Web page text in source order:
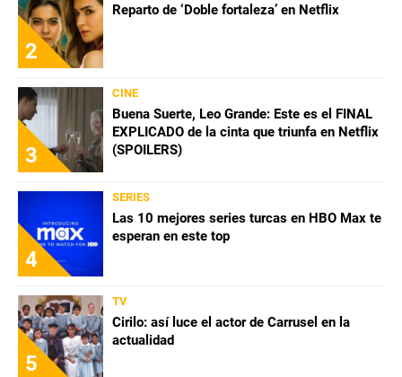
2
Reparto de ‘Doble fortaleza’ en Netflix
3
CINE
Buena Suerte, Leo Grande: Este es el FINAL
EXPLICADO de la cinta que triunfa en Netflix
(SPOILERS)
4
SERIES
Las 10 mejores series turcas en HBO Max te
esperan en este top
5
TV
Cirilo: así luce el actor de Carrusel en la
actualidad